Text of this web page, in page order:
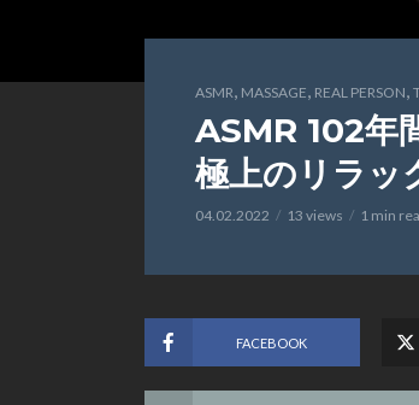
ASMR, MASSAGE, REAL PERSON,
ASMR 102年
極上のリラッ
04.02.2022 13 views 1 min
FACEBOOK